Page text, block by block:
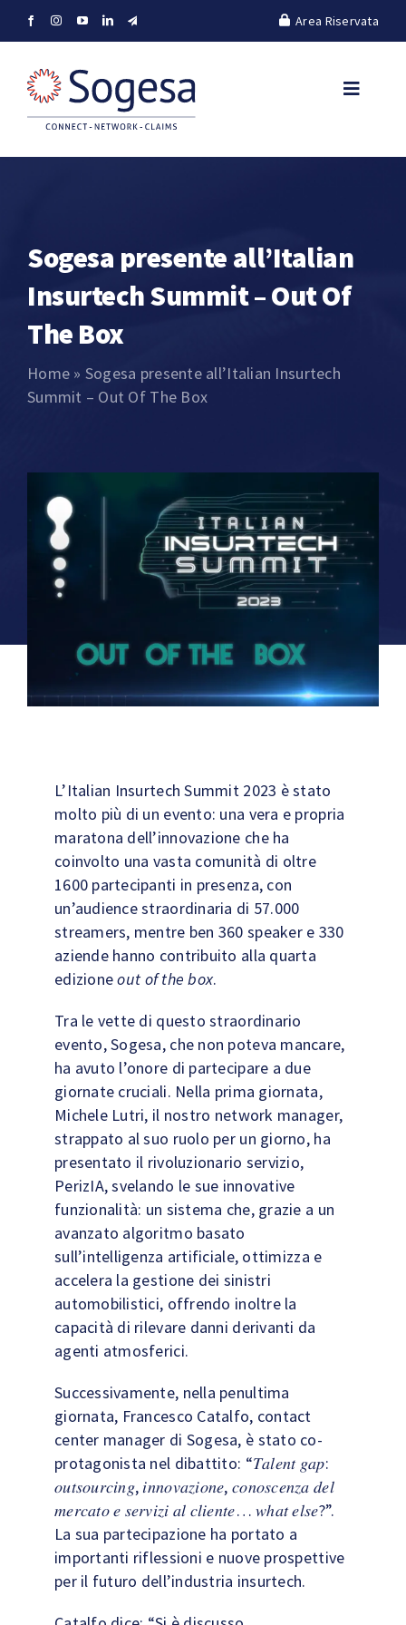
Salta
Area Riservata
Toggle
Plus
Humans & job
News
Contacts
Sogesa presente all’Italian
Insurtech Summit – Out Of
The Box
Home » Sogesa presente all’Italian Insurtech
Summit – Out Of The Box
L’Italian Insurtech Summit 2023 è stato
molto più di un evento: una vera e propria
maratona dell’innovazione che ha
coinvolto una vasta comunità di oltre
1600 partecipanti in presenza, con
un’audience straordinaria di 57.000
streamers, mentre ben 360 speaker e 330
aziende hanno contribuito alla quarta
edizioneout of the box.
Tra le vette di questo straordinario
evento, Sogesa, che non poteva mancare,
ha avuto l’onore di partecipare a due
giornate cruciali. Nella prima giornata,
Michele Lutri, il nostro network manager,
strappato al suo ruolo per un giorno, ha
presentato il rivoluzionario servizio,
PerizIA, svelando le sue innovative
funzionalità: un sistema che, grazie a un
avanzato algoritmo basato
sull’intelligenza artificiale, ottimizza e
accelera la gestione dei sinistri
automobilistici, offrendo inoltre la
capacità di rilevare danni derivanti da
agenti atmosferici.
Successivamente, nella penultima
giornata, Francesco Catalfo, contact
center manager di Sogesa, è stato co-
protagonista nel dibattito: “𝑇𝑎𝑙𝑒𝑛𝑡 𝑔𝑎𝑝:
𝑜𝑢𝑡𝑠𝑜𝑢𝑟𝑐𝑖𝑛𝑔, 𝑖𝑛𝑛𝑜𝑣𝑎𝑧𝑖𝑜𝑛𝑒, 𝑐𝑜𝑛𝑜𝑠𝑐𝑒𝑛𝑧𝑎 𝑑𝑒𝑙
𝑚𝑒𝑟𝑐𝑎𝑡𝑜 𝑒 𝑠𝑒𝑟𝑣𝑖𝑧𝑖 𝑎𝑙 𝑐𝑙𝑖𝑒𝑛𝑡𝑒… 𝑤ℎ𝑎𝑡 𝑒𝑙𝑠𝑒?”.
La sua partecipazione ha portato a
importanti riflessioni e nuove prospettive
per il futuro dell’industria insurtech.